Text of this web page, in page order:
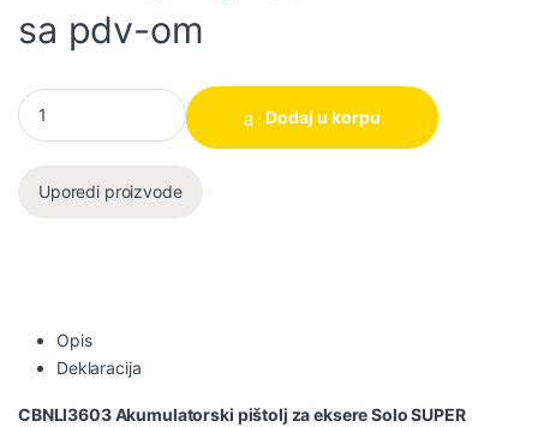
sa pdv-om
Akumulatorski pištolj za eksere CBNLI3603 Solo SUPER INGCO
Dodaj u korpu
Uporedi proizvode
Opis
Deklaracija
CBNLI3603 Akumulatorski pištolj za eksere Solo SUPER